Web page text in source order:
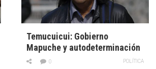
Temucuicui: Gobierno
Mapuche y autodeterminación
POLÍTICA
0